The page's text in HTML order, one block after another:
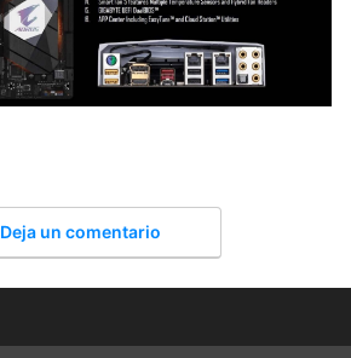
Deja un comentario